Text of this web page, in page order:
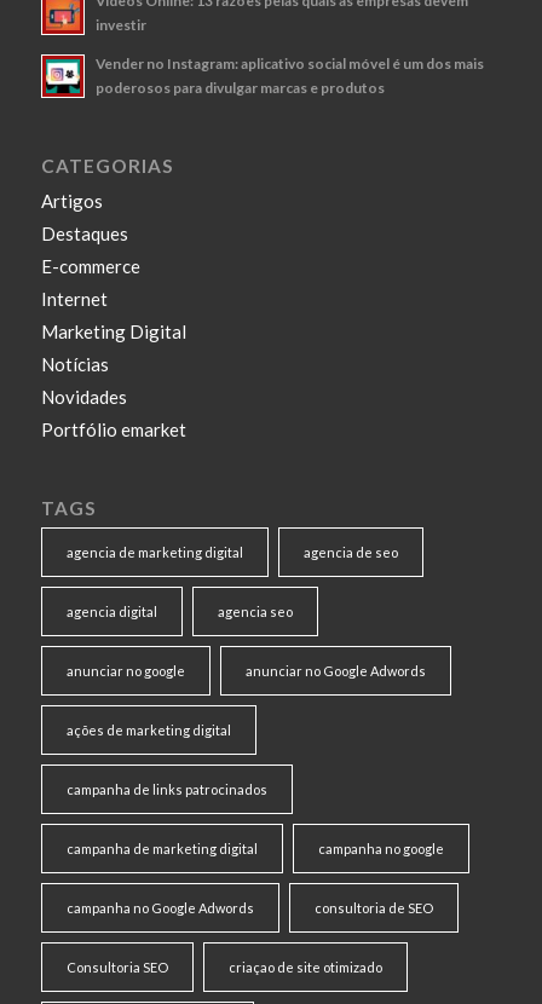
investir
Vender no Instagram: aplicativo social móvel é um dos mais
poderosos para divulgar marcas e produtos
CATEGORIAS
Artigos
Destaques
E-commerce
Internet
Marketing Digital
Notícias
Novidades
Portfólio emarket
TAGS
agencia de marketing digital agencia de seo
agencia digital agencia seo
anunciar no google anunciar no Google Adwords
ações de marketing digital
campanha de links patrocinados
campanha de marketing digital campanha no google
campanha no Google Adwords consultoria de SEO
Consultoria SEO criaçao de site otimizado